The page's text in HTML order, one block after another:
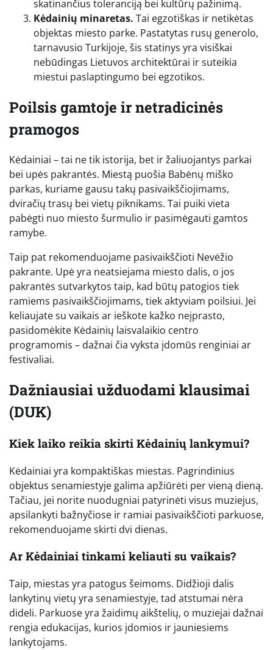
skatinančius toleranciją bei kultūrų pažinimą.
Kėdainių minaretas. Tai egzotiškas ir netikėtas
objektas miesto parke. Pastatytas rusų generolo,
tarnavusio Turkijoje, šis statinys yra visiškai
nebūdingas Lietuvos architektūrai ir suteikia
miestui paslaptingumo bei egzotikos.
Poilsis gamtoje ir netradicinės
pramogos
Kėdainiai – tai ne tik istorija, bet ir žaliuojantys parkai
bei upės pakrantės. Miestą puošia Babėnų miško
parkas, kuriame gausu takų pasivaikščiojimams,
dviračių trasų bei vietų piknikams. Tai puiki vieta
pabėgti nuo miesto šurmulio ir pasimėgauti gamtos
ramybe.
Taip pat rekomenduojame pasivaikščioti Nevėžio
pakrante. Upė yra neatsiejama miesto dalis, o jos
pakrantės sutvarkytos taip, kad būtų patogios tiek
ramiems pasivaikščiojimams, tiek aktyviam poilsiui. Jei
keliaujate su vaikais ar ieškote kažko neįprasto,
pasidomėkite Kėdainių laisvalaikio centro
programomis – dažnai čia vyksta įdomūs renginiai ar
festivaliai.
Dažniausiai užduodami klausimai
(DUK)
Kiek laiko reikia skirti Kėdainių lankymui?
Kėdainiai yra kompaktiškas miestas. Pagrindinius
objektus senamiestyje galima apžiūrėti per vieną dieną.
Tačiau, jei norite nuodugniai patyrinėti visus muziejus,
apsilankyti bažnyčiose ir ramiai pasivaikščioti parkuose,
rekomenduojame skirti dvi dienas.
Ar Kėdainiai tinkami keliauti su vaikais?
Taip, miestas yra patogus šeimoms. Didžioji dalis
lankytinų vietų yra senamiestyje, tad atstumai nėra
dideli. Parkuose yra žaidimų aikštelių, o muziejai dažnai
rengia edukacijas, kurios įdomios ir jauniesiems
lankytojams.